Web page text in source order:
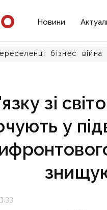
Новини
бізнес війна
зі
у